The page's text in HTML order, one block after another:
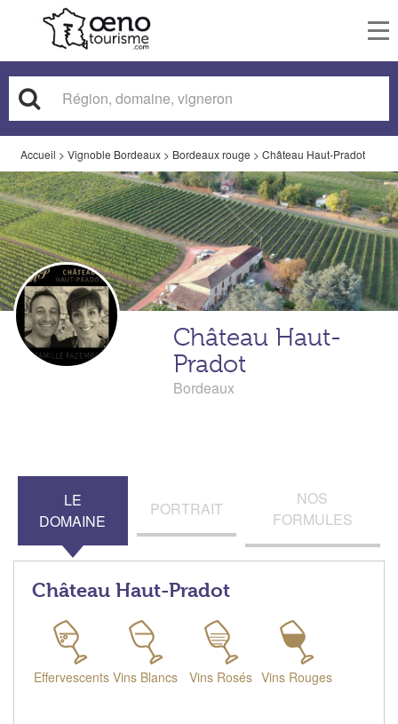
Accueil > Vignoble Bordeaux > Bordeaux rouge > Château Haut-Pradot
Château Haut-
Pradot
Bordeaux
LE
DOMAINE
PORTRAIT
NOS
FORMULES
Château Haut-Pradot
Effervescents Vins Blancs Vins Rosés Vins Rouges